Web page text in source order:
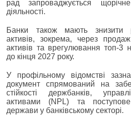
рад запроваджується
діяльності.
Банки також мають знизити
активів, зокрема, через
активів та врегулювання топ-3
до кінця 2027 року.
У профільному відомстві
документ спрямований на
стійкості держбанків,
активами (NPL) та
держави у банківському секторі.